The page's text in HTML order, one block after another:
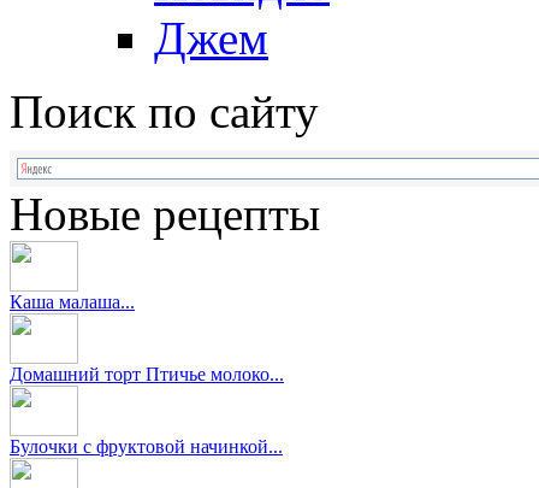
Джем
Поиск по сайту
Новые рецепты
Каша малаша...
Домашний торт Птичье молоко...
Булочки с фруктовой начинкой...